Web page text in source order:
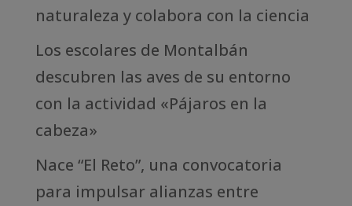
naturaleza y colabora con la ciencia
Los escolares de Montalbán
descubren las aves de su entorno
con la actividad «Pájaros en la
cabeza»
Nace “El Reto”, una convocatoria
para impulsar alianzas entre